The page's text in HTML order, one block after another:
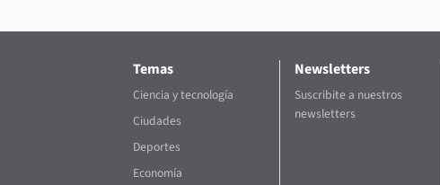
Temas
Ciencia y tecnología
Ciudades
Deportes
Economía
Newsletters
Suscribite a nuestros
newsletters